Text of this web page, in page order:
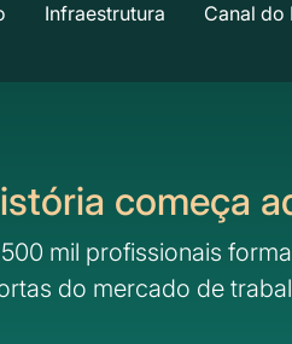
Infraestrutura Canal do
começa
mil profissionais
do mercado de